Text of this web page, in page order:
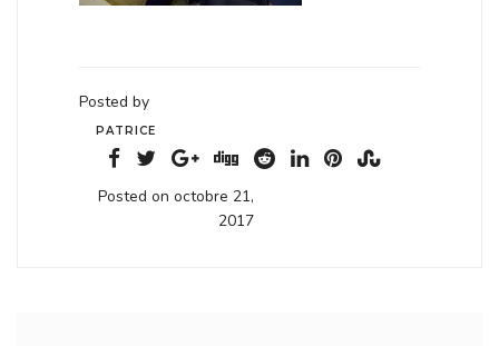
Posted by
PATRICE
Posted on octobre 21,
2017